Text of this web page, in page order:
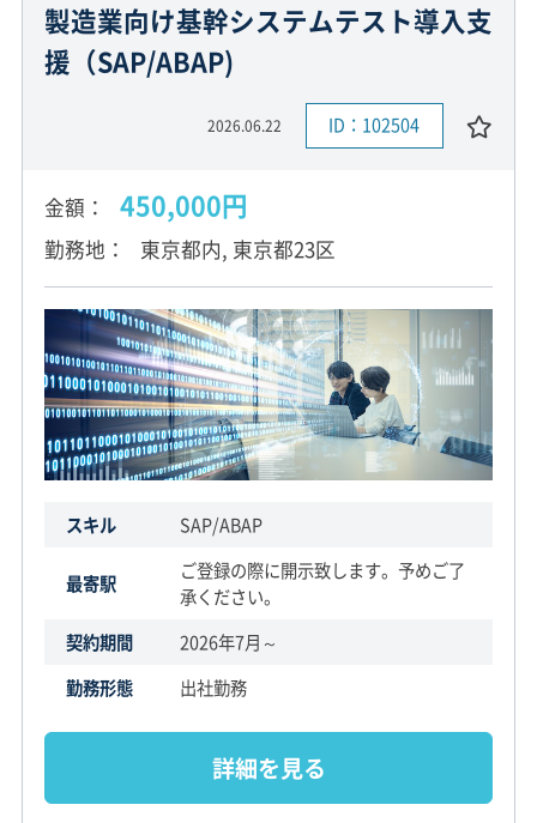
製造業向け基幹システムテスト導入支
援（SAP/ABAP)
2026.06.22 ID：102504
金額 450,000円
勤務地 東京都内, 東京都23区
スキル SAP/ABAP
最寄駅
ご登録の際に開示致します。予めご了
承ください。
契約期間
2026年7月～
勤務形態
出社勤務
詳細を見る